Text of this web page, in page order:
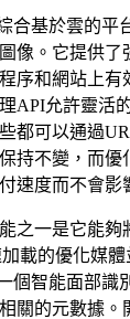
合基於雲的
像。它提供了
序和網站上
API允許靈活
都可以通過
持不變，而
速度而不會影
之一是它能
載的優化媒體
個智能面部識
關的元數據。